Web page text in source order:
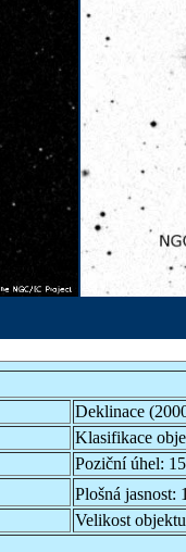
Deklinace
Klasifikace
Poziční úhel:
Plošná jasnost:
Velikost